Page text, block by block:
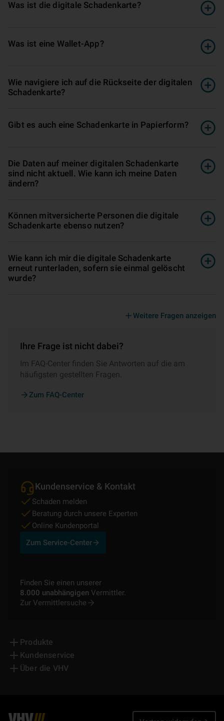
Was ist die digitale Schadenkarte?
Was ist eine Wallet-App?
Wie navigiere ich auf die Rückseite der digitalen
Schadenkarte?
Gibt es auch eine Schadenkarte in Papierform?
Die Daten auf meiner digitalen Schadenkarte
sind nicht aktuell. Wie kann ich meine Daten
ändern?
Können mitversicherte Personen die digitale
Schadenkarte ebenso nutzen?
Wie kann ich mir die digitale Schadenkarte
erneut runterladen, sofern sie einmal gelöscht
wurde?
Weitere Fragen anzeigen
Ihre Frage ist nicht dabei?
Im FAQ-Center finden Sie Antworten auf die am
häufigsten gestellten Fragen.
Zum FAQ-Center
Kundenservice & Kontakt
Schaden melden
Beratung durch unsere Experten
Online Kundenportal
Zum Service-Center
Finden Sie einen unserer
8.000 unabhängigen Vermittler.
Zur Vermittlersuche
Produkte
Kundenservice
Über die VHV